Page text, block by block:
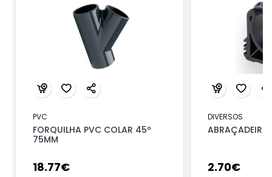
PVC
FORQUILHA PVC COLAR 45º
75MM
18.77€
DIVERSOS
ABRAÇADEIRA
2.70€